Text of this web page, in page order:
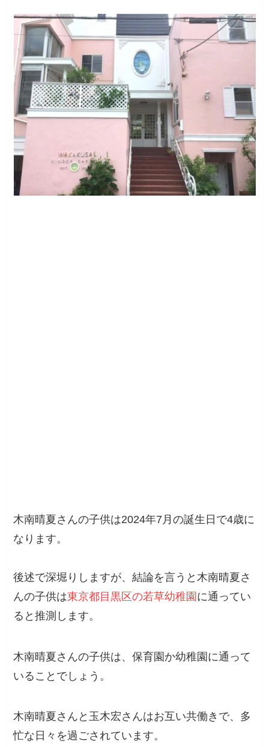
木南晴夏さんの子供は2024年7月の誕生日で4歳に
なります。
後述で深堀りしますが、結論を言うと木南晴夏さ
んの子供は東京都目黒区の若草幼稚園に通ってい
ると推測します。
木南晴夏さんの子供は、保育園か幼稚園に通って
いることでしょう。
木南晴夏さんと玉木宏さんはお互い共働きで、多
忙な日々を過ごされています。